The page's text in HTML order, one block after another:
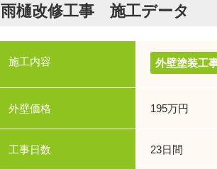
雨樋改修工事 施工データ
施工内容 外壁塗装工
外壁価格 195万円
工事日数 23日間